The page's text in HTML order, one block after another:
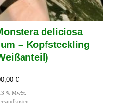
deliciosa
– Kopfsteckling
€
% MwSt.